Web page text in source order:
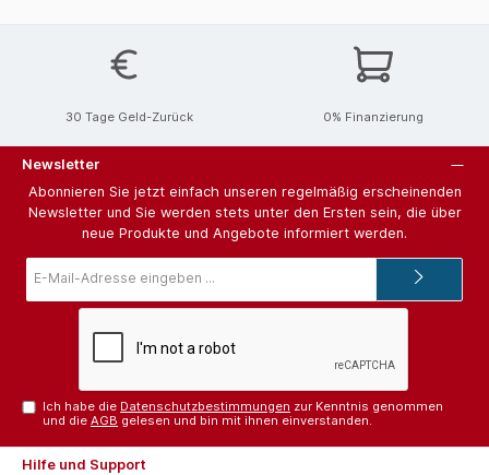
30 Tage Geld-Zurück 0% Finanzierung
Newsletter
Abonnieren Sie jetzt einfach unseren regelmäßig erscheinenden
Newsletter und Sie werden stets unter den Ersten sein, die über
neue Produkte und Angebote informiert werden.
Mail-
Ich habe die Datenschutzbestimmungen zur Kenntnis genommen
und dieAGB gelesen und bin mit ihnen einverstanden.
Hilfe und Support